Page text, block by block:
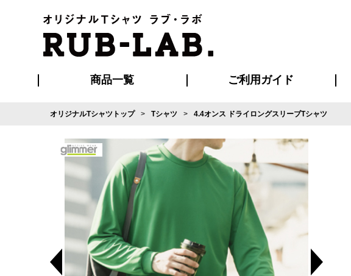
商品一覧 ご利用ガイド
ご利用ガイド
はじめての方へ
再注文の方へ
お支払い方法について
割引まとめページ
発送・特急サービスについて
版の保管期限について
マイページ会員のメリット
よくあるご質問
オリジナルTシャツトップ Tシャツ 4.4オンス ドライロングスリーブTシャツ